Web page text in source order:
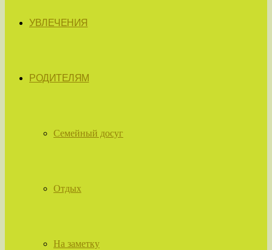
УВЛЕЧЕНИЯ
РОДИТЕЛЯМ
Семейный досуг
Отдых
На заметку